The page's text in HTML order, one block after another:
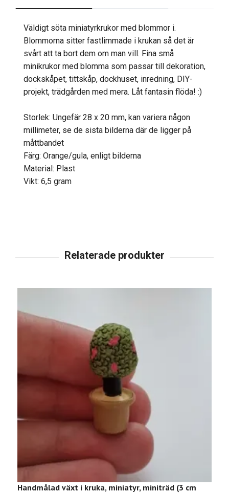
Väldigt söta miniatyrkrukor med blommor i.
Blommorna sitter fastlimmade i krukan så det är
svårt att ta bort dem om man vill. Fina små
minikrukor med blomma som passar till dekoration,
dockskåpet, tittskåp, dockhuset, inredning, DIY-
projekt, trädgården med mera. Låt fantasin flöda! :)
Storlek: Ungefär 28 x 20 mm, kan variera någon
millimeter, se de sista bilderna där de ligger på
måttbandet
Färg: Orange/gula, enligt bilderna
Material: Plast
Vikt: 6,5 gram
Handmålad växt i kruka, miniatyr, miniträd (3 cm